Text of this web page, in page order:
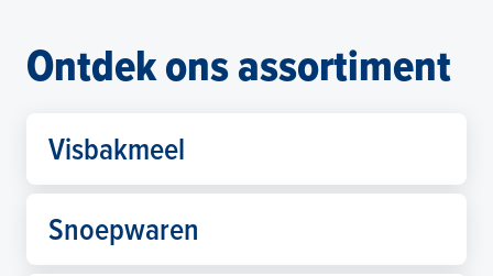
Ontdek ons assortiment
Visbakmeel
Snoepwaren